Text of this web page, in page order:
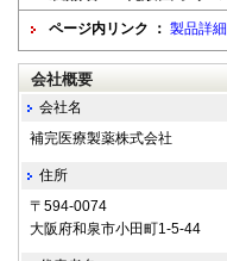
ページ内リンク ： 製品詳細
会社概要
会社名
補完医療製薬株式会社
住所
〒594-0074
大阪府和泉市小田町1-5-44